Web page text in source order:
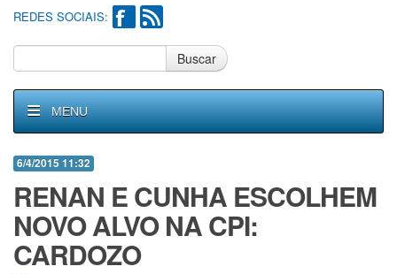
REDES SOCIAIS:
Buscar
MENU
6/4/2015 11:32
RENAN E CUNHA ESCOLHEM
NOVO ALVO NA CPI:
CARDOZO